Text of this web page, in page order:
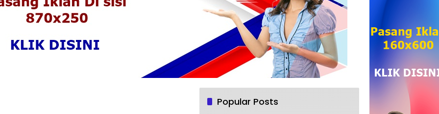
Popular Posts